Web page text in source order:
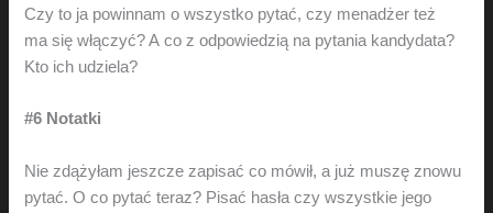
Czy to ja powinnam o wszystko pytać, czy menadżer też
ma się włączyć? A co z odpowiedzią na pytania kandydata?
Kto ich udziela?
#6 Notatki
Nie zdążyłam jeszcze zapisać co mówił, a już muszę znowu
pytać. O co pytać teraz? Pisać hasła czy wszystkie jego